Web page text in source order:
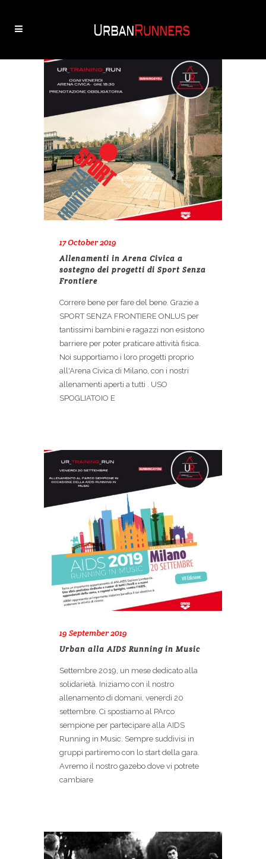
17 October 2019
Allenamenti in Arena Civica a
sostegno dei progetti di Sport Senza
Frontiere
Correre bene per fare del bene. Grazie a
SPORT SENZA FRONTIERE ONLUS per
tantissimi bambini e ragazzi non esistono
barriere per poter praticare attività fisica.
Noi supportiamo i loro progetti proprio
all'Arena Civica di Milano, con i nostri
allenamenti aperti a tutti . USO
SPOGLIATOIO E
19 September 2019
Urban alla AIDS Running in Music
Settembre 2019, un mese dedicato alla
solidarietà. Iniziamo con il nostro
allenamento di domani, venerdì 20
settembre. Ci spostiamo al PArco
sempione per partecipare alla AIDS
Running in Music. Sempre suddivisi in
gruppi partiremo con lo start della gara.
Avremo il nostro gazebo dove vi potrete
cambiare